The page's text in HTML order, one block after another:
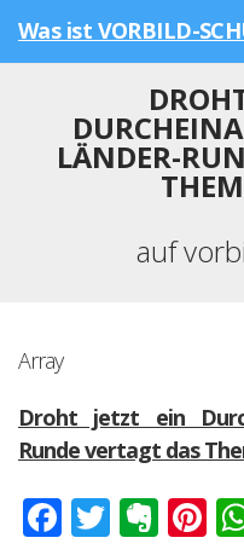
Was ist VORBILD-
LÄNDER-
auf
Array
Droht jetzt ein
Runde vertagt das
Facebook
Twitter